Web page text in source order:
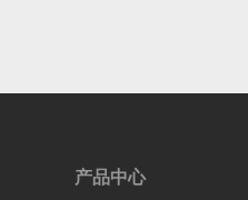
产品中心